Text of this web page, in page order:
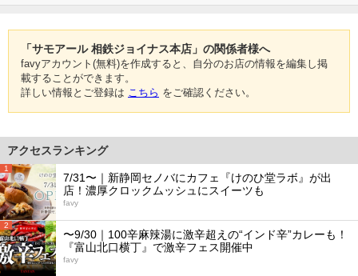
「サモアール 相鉄ジョイナス本店」の関係者様へ
favyアカウント(無料)を作成すると、自分のお店の情報を編集し掲
載することができます。
詳しい情報とご登録は こちら をご確認ください。
アクセスランキング
1
7/31〜｜新静岡セノバにカフェ『けのひ堂ラボ』が出
店！濃厚クロックムッシュにスイーツも
favy
2
〜9/30｜100辛麻辣湯に激辛超えの“インド辛”カレーも！
『富山北口横丁』で激辛フェス開催中
favy